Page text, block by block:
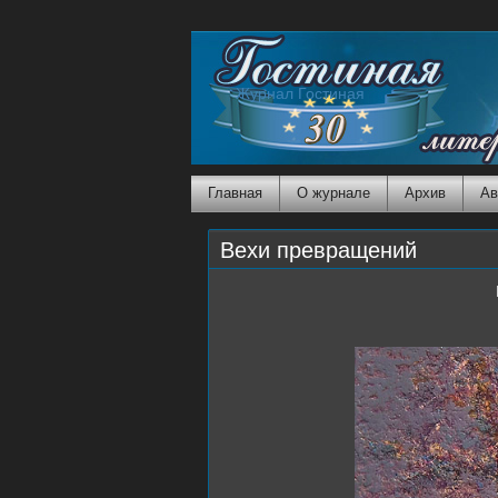
Журнал Гостиная
Главная О журнале Архив
Вехи превращений